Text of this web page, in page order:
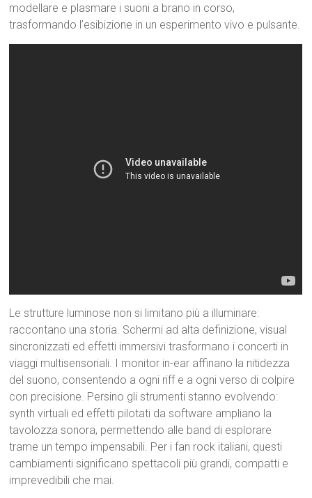
modellare e plasmare i suoni a brano in corso,
trasformando l’esibizione in un esperimento vivo e pulsante.
Le strutture luminose non si limitano più a illuminare:
raccontano una storia. Schermi ad alta definizione, visual
sincronizzati ed effetti immersivi trasformano i concerti in
viaggi multisensoriali. I monitor in-ear affinano la nitidezza
del suono, consentendo a ogni riff e a ogni verso di colpire
con precisione. Persino gli strumenti stanno evolvendo:
synth virtuali ed effetti pilotati da software ampliano la
tavolozza sonora, permettendo alle band di esplorare
trame un tempo impensabili. Per i fan rock italiani, questi
cambiamenti significano spettacoli più grandi, compatti e
imprevedibili che mai.